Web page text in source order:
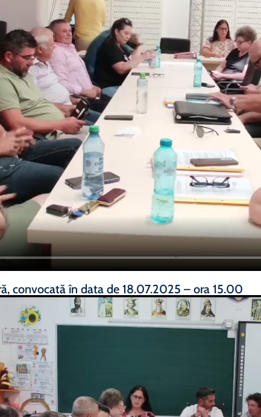
convocată în data de 18.07.2025 – ora 15.00